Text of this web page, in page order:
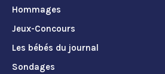
Hommages
Jeux-Concours
Les bébés du journal
Sondages